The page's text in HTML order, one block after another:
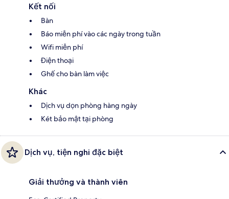
Kết nối
Bàn
Báo miễn phí vào các ngày trong tuần
Wifi miễn phí
Điện thoại
Ghế cho bàn làm việc
Khác
Dịch vụ dọn phòng hàng ngày
Két bảo mật tại phòng
Dịch vụ, tiện nghi đặc biệt
Giải thưởng và thành viên